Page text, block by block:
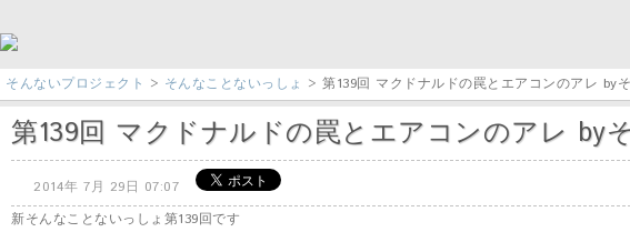
そんないプロジェクト > そんなことないっしょ > 第139回 マクドナルドの罠とエアコンのアレ by
第139回 マクドナルドの罠とエアコンのアレ by
2014年 7月 29日 07:07
新そんなことないっしょ第139回です